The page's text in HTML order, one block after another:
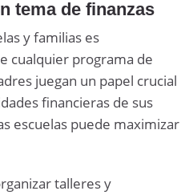
tema de finanzas
y familias es
cualquier programa de
juegan un papel crucial
financieras de sus
escuelas puede maximizar
talleres y